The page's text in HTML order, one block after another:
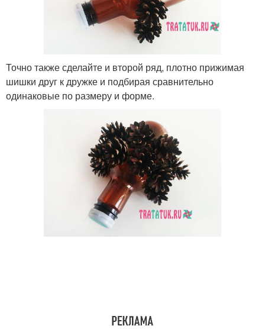
Точно также сделайте и второй ряд, плотно прижимая
шишки друг к дружке и подбирая сравнительно
одинаковые по размеру и форме.